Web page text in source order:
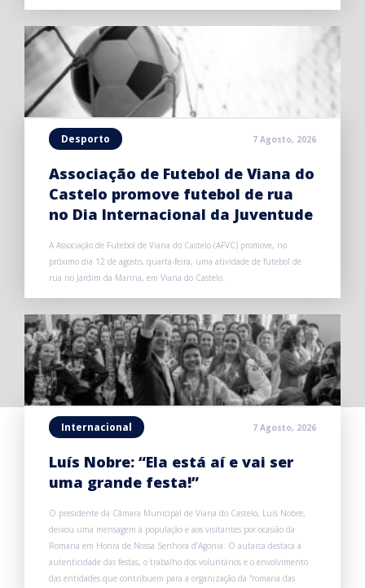
Desporto 7 Agosto, 2026
Associação de Futebol de Viana do
Castelo promove futebol de rua
no Dia Internacional da Juventude
A Associação de Futebol de Viana do Castelo (AFVC) promove, no
próximo dia 12 de agosto, quarta-feira, uma atividade de futebol de
rua no Jardim da Marina, em Viana do Castelo.
Internacional 7 Agosto, 2026
Luís Nobre: “Ela está aí e vai ser
uma grande festa!”
O presidente da Câmara Municipal de Viana do Castelo, Luís Nobre,
deixou uma mensagem à população e aos visitantes por ocasião da
Romaria em Honra de Nossa Senhora d’Agonia. O autarca destaca a
autenticidade das festas, o trabalho dos voluntários e o envolvimento
das entidades que contribuem para a organização da “romaria das